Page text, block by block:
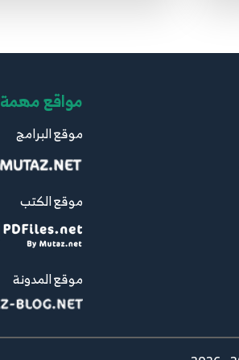
مواقع مهمة
موقع البرامج
موقع الكتب
موقع المدونة